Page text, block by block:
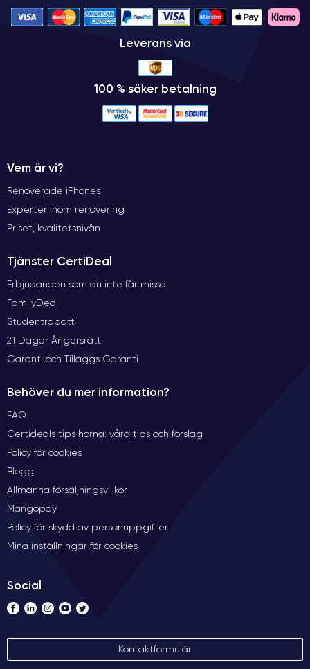
Leverans via
100 % säker betalning
Vem är vi?
Renoverade iPhones
Experter inom renovering
Priset, kvalitetsnivån
Tjänster CertiDeal
Erbjudanden som du inte får missa
FamilyDeal
Studentrabatt
21 Dagar Ångersrätt
Garanti och Tilläggs Garanti
Behöver du mer information?
FAQ
Certideals tips hörna: våra tips och förslag
Policy för cookies
Blogg
Allmänna försäljningsvillkor
Mangopay
Policy för skydd av personuppgifter
Mina inställningar för cookies
Social
Kontaktformulär